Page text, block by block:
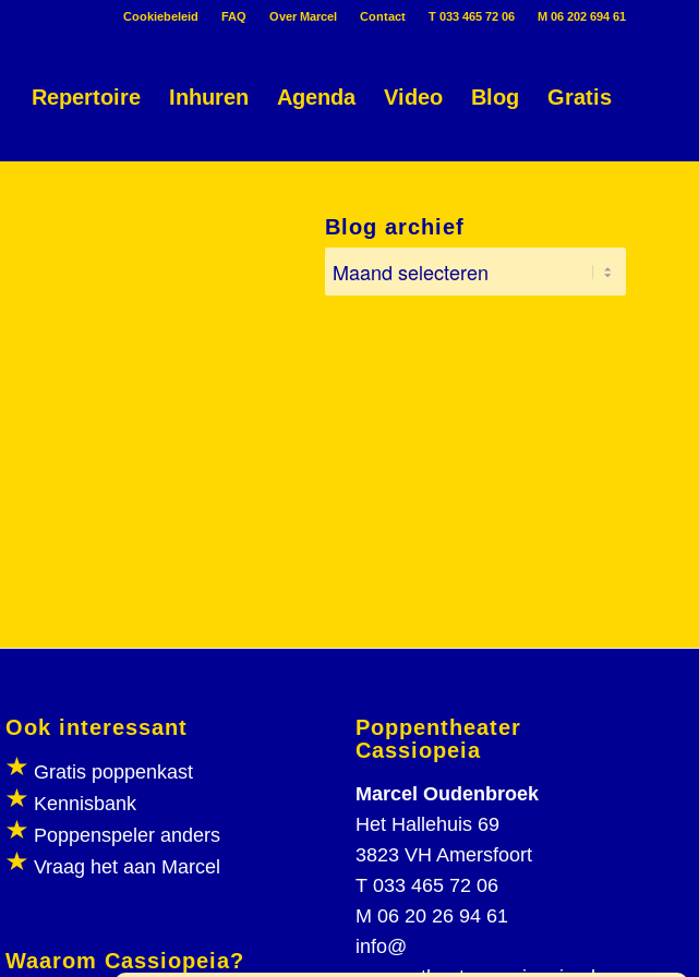
Cookiebeleid FAQ Over Marcel Contact T 033 465 72 06 M 06 202 694 61
Repertoire Inhuren Agenda Video Blog Gratis
Blog archief
Ook interessant
Gratis poppenkast
Kennisbank
Poppenspeler anders
Vraag het aan Marcel
Waarom Cassiopeia?
Poppentheater
Cassiopeia
Marcel Oudenbroek
Het Hallehuis 69
3823 VH Amersfoort
T 033 465 72 06
M 06 20 26 94 61
info@